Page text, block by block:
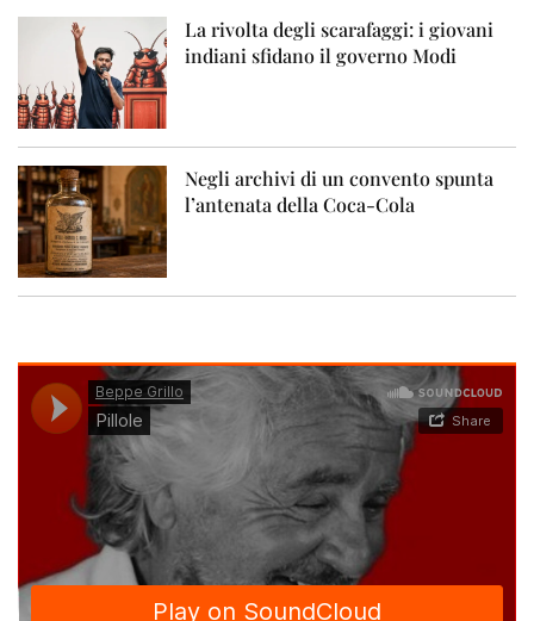
La rivolta degli scarafaggi: i giovani
indiani sfidano il governo Modi
Negli archivi di un convento spunta
l’antenata della Coca-Cola